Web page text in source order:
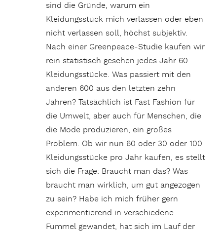
sind die Gründe, warum ein
Kleidungsstück mich verlassen oder eben
nicht verlassen soll, höchst subjektiv.
Nach einer Greenpeace-Studie kaufen wir
rein statistisch gesehen jedes Jahr 60
Kleidungsstücke. Was passiert mit den
anderen 600 aus den letzten zehn
Jahren? Tatsächlich ist Fast Fashion für
die Umwelt, aber auch für Menschen, die
die Mode produzieren, ein großes
Problem. Ob wir nun 60 oder 30 oder 100
Kleidungsstücke pro Jahr kaufen, es stellt
sich die Frage: Braucht man das? Was
braucht man wirklich, um gut angezogen
zu sein? Habe ich mich früher gern
experimentierend in verschiedene
Fummel gewandet, hat sich im Lauf der